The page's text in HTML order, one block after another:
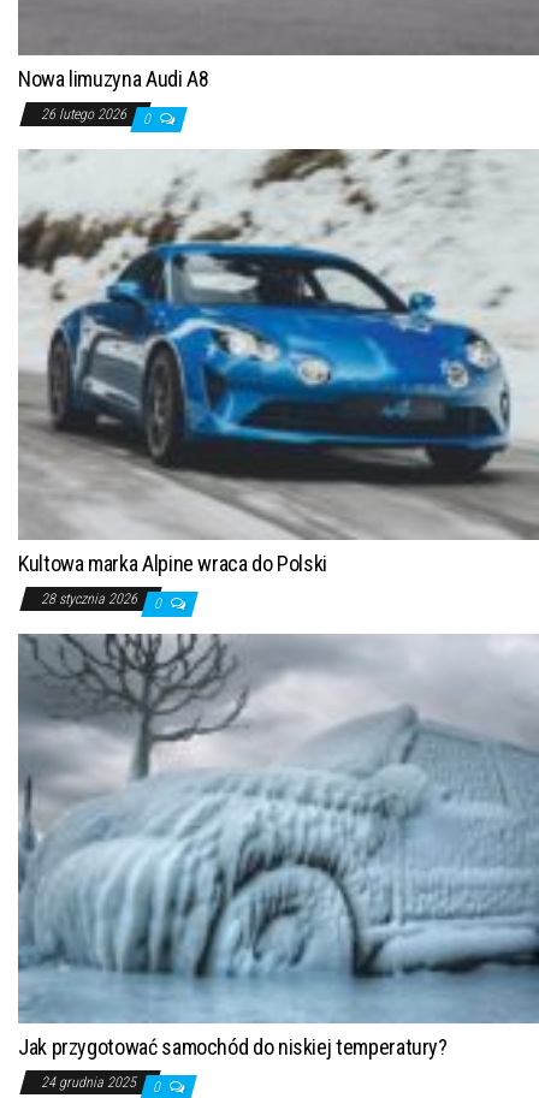
Nowa limuzyna Audi A8
26 lutego 2026 0
Kultowa marka Alpine wraca do Polski
28 stycznia 2026 0
Jak przygotować samochód do niskiej temperatury?
24 grudnia 2025 0